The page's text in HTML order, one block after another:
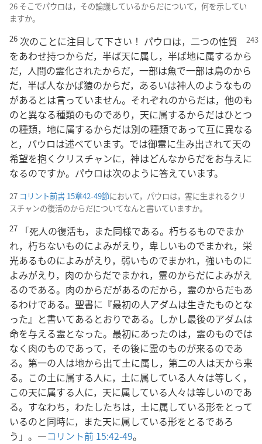
26 そこでパウロは，その論議しているからだについて，何を示してい
ますか。
26 次のことに注目して下さい！ パウロは，二つの性質
をあわせ持つからだ，半ば天に属し，半ば地に属するから
だ，人間の霊化されたからだ，一部は魚で一部は鳥のから
だ，半ば人なかば猿のからだ，あるいは神人のようなもの
があるとは言っていません。それぞれのからだは，他のも
のと異なる種類のものであり，天に属するからだはひとつ
の種類，地に属するからだは別の種類であって互に異なる
と，パウロは述べています。では御霊に生み出されて天の
希望を抱くクリスチャンに，神はどんなからだをお与えに
なるのですか。パウロは次のように答えています。
27 コリント前書 15章42-49節において，パウロは，霊に生まれるクリ
スチャンの復活のからだについてなんと書いていますか。
27
「死人の復活も，また同様である。朽ちるものでまか
れ，朽ちないものによみがえり，卑しいものでまかれ，栄
光あるものによみがえり，弱いものでまかれ，強いものに
よみがえり，肉のからだでまかれ，霊のからだによみがえ
るのである。肉のからだがあるのだから，霊のからだもあ
るわけである。聖書に『最初の人アダムは生きたものとな
った』と書いてあるとおりである。しかし最後のアダムは
命を与える霊となった。最初にあったのは，霊のものでは
なく肉のものであって，その後に霊のものが来るのであ
る。第一の人は地から出て土に属し，第二の人は天から来
る。この土に属する人に，土に属している人々は等しく，
この天に属する人に，天に属している人々は等しいのであ
る。すなわち，わたしたちは，土に属している形をとって
いるのと同時に，また天に属している形をとるであろ
う」。―コリント前 15:42-49。